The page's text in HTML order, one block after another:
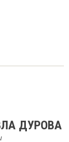
ДУРОВА